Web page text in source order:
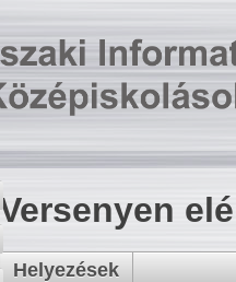
Versenyen
Helyezések